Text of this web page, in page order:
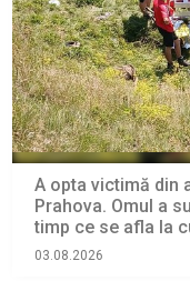
A opta victimă din
Prahova. Omul a
timp ce se afla la
03.08.2026